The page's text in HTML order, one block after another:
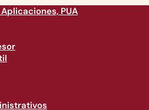
PUA